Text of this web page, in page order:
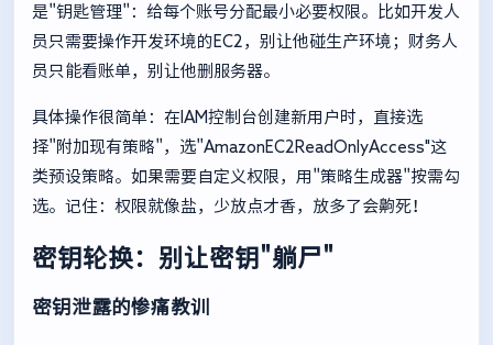
是"钥匙管理"：给每个账号分配最小必要权限。比如开发人
员只需要操作开发环境的EC2，别让他碰生产环境；财务人
员只能看账单，别让他删服务器。
具体操作很简单：在IAM控制台创建新用户时，直接选
择"附加现有策略"，选"AmazonEC2ReadOnlyAccess"这
类预设策略。如果需要自定义权限，用"策略生成器"按需勾
选。记住：权限就像盐，少放点才香，放多了会齁死！
密钥轮换：别让密钥"躺尸"
密钥泄露的惨痛教训